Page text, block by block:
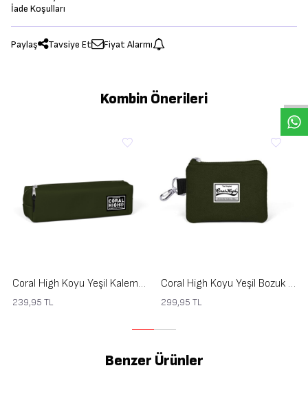
İade Koşulları
Paylaş Tavsiye Et Fiyat Alarmı
Kombin Önerileri
Coral High Koyu Yeşil Kalem Çantası 22391
239,95 TL
Coral High Koyu Yeşil Bozuk Para Çantası
299,95 TL
Benzer Ürünler